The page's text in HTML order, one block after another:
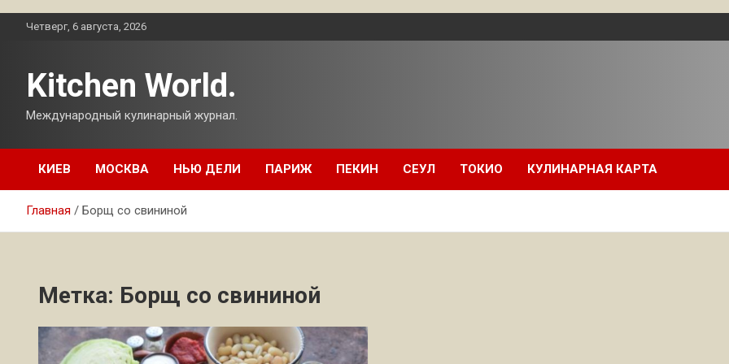
ПерейтиЧетверг, 6 августа, 2026
Kitchen World.
Международный кулинарный журнал.
КИЕВ МОСКВА НЬЮ ДЕЛИ ПАРИЖ ПЕКИН СЕУЛ ТОКИО КУЛИНАРНАЯ КАРТА
Главная Борщ со свининой
Метка: Борщ со свининой